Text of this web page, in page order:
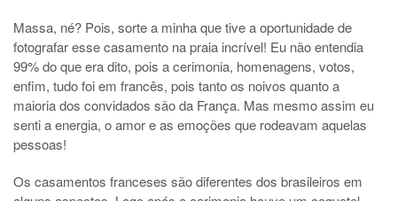
Massa, né? Pois, sorte a minha que tive a oportunidade de
fotografar esse casamento na praia incrível! Eu não entendia
99% do que era dito, pois a cerimonia, homenagens, votos,
enfim, tudo foi em francês, pois tanto os noivos quanto a
maioria dos convidados são da França. Mas mesmo assim eu
senti a energia, o amor e as emoções que rodeavam aquelas
pessoas!
Os casamentos franceses são diferentes dos brasileiros em